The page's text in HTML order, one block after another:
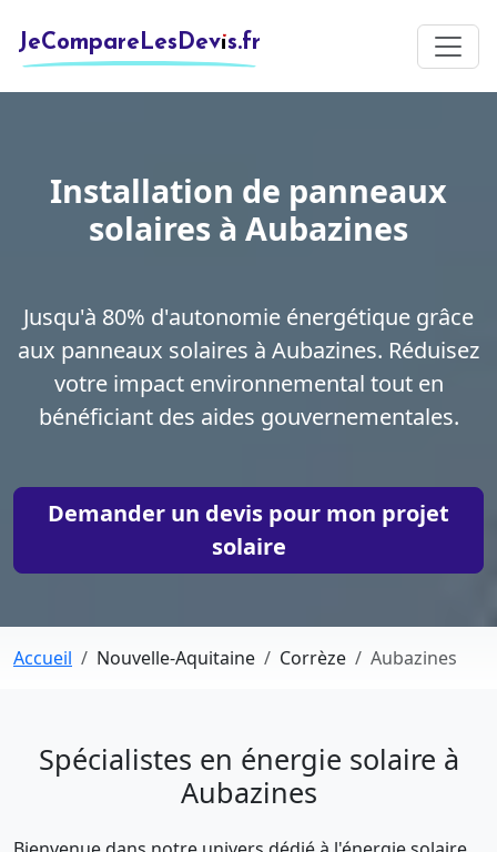
JeCompareLesDevis.fr
Installation de panneaux
solaires à Aubazines
Jusqu'à 80% d'autonomie énergétique grâce
aux panneaux solaires à Aubazines. Réduisez
votre impact environnemental tout en
bénéficiant des aides gouvernementales.
Demander un devis pour mon projet
solaire
Accueil Nouvelle-Aquitaine Corrèze Aubazines
Spécialistes en énergie solaire à
Aubazines